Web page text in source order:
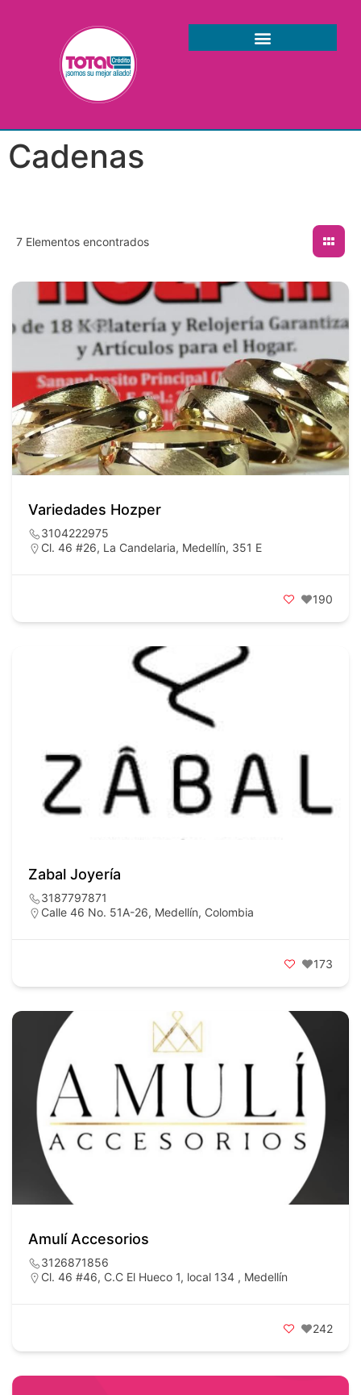
Cadenas
7 Elementos encontrados
Variedades Hozper
3104222975
Cl. 46 #26, La Candelaria, Medellín, 351 E
190
Zabal Joyería
3187797871
Calle 46 No. 51A-26, Medellín, Colombia
173
Amulí Accesorios
3126871856
Cl. 46 #46, C.C El Hueco 1, local 134 , Medellín
242